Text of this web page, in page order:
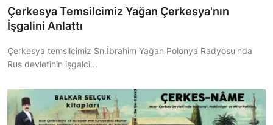
Çerkesya Temsilcimiz Yağan Çerkesya'nın
İşgalini Anlattı
Çerkesya temsilcimiz Sn.İbrahim Yağan Polonya Radyosu'nda
Rus devletinin işgalci...